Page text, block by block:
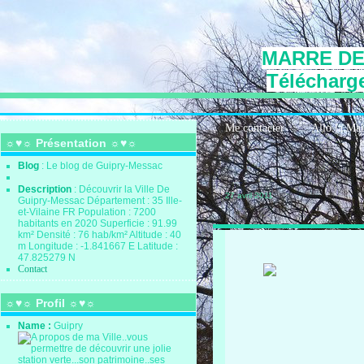
MARRE
☼♥☼ Présentation ☼♥☼
Blog : Le blog de Guipry-Messac
Description : Découvrir la Ville De
Guipry-Messac Département : 35 Ille-
et-Vilaine FR Population : 7200
habitants en 2020 Superficie : 91.99
km² Densité : 76 hab/km² Altitude : 40
m Longitude : -1.841667 E Latitude :
47.825279 N
Contact
☼♥☼ Profil ☼♥☼
Name :Guipry
Me contacter Allo la
27 avril 2011